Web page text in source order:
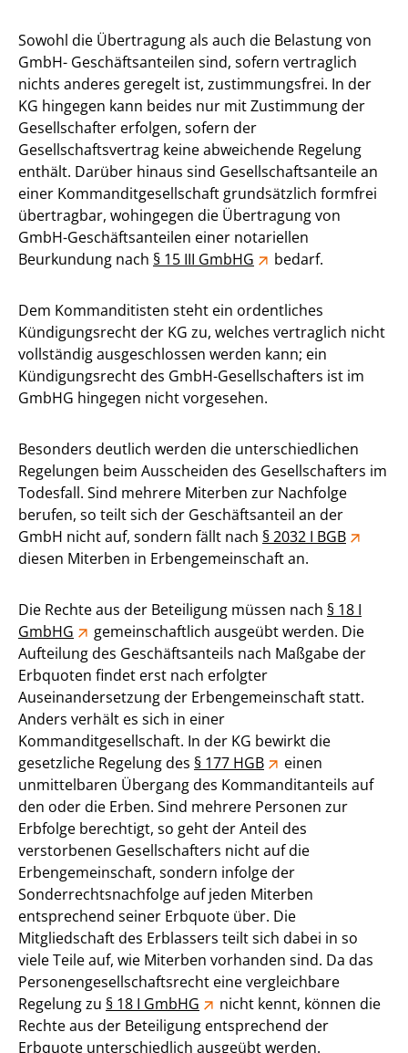
Sowohl die Übertragung als auch die Belastung von
GmbH- Geschäftsanteilen sind, sofern vertraglich
nichts anderes geregelt ist, zustimmungsfrei. In der
KG hingegen kann beides nur mit Zustimmung der
Gesellschafter erfolgen, sofern der
Gesellschaftsvertrag keine abweichende Regelung
enthält. Darüber hinaus sind Gesellschaftsanteile an
einer Kommanditgesellschaft grundsätzlich formfrei
übertragbar, wohingegen die Übertragung von
GmbH-Geschäftsanteilen einer notariellen
Beurkundung nach § 15 III GmbHG bedarf.
Dem Kommanditisten steht ein ordentliches
Kündigungsrecht der KG zu, welches vertraglich nicht
vollständig ausgeschlossen werden kann; ein
Kündigungsrecht des GmbH-Gesellschafters ist im
GmbHG hingegen nicht vorgesehen.
Besonders deutlich werden die unterschiedlichen
Regelungen beim Ausscheiden des Gesellschafters im
Todesfall. Sind mehrere Miterben zur Nachfolge
berufen, so teilt sich der Geschäftsanteil an der
GmbH nicht auf, sondern fällt nach § 2032 I BGB
diesen Miterben in Erbengemeinschaft an.
Die Rechte aus der Beteiligung müssen nach § 18 I
GmbHG
gemeinschaftlich ausgeübt werden. Die
Aufteilung des Geschäftsanteils nach Maßgabe der
Erbquoten findet erst nach erfolgter
Auseinandersetzung der Erbengemeinschaft statt.
Anders verhält es sich in einer
Kommanditgesellschaft. In der KG bewirkt die
gesetzliche Regelung des § 177 HGB
einen
unmittelbaren Übergang des Kommanditanteils auf
den oder die Erben. Sind mehrere Personen zur
Erbfolge berechtigt, so geht der Anteil des
verstorbenen Gesellschafters nicht auf die
Erbengemeinschaft, sondern infolge der
Sonderrechtsnachfolge auf jeden Miterben
entsprechend seiner Erbquote über. Die
Mitgliedschaft des Erblassers teilt sich dabei in so
viele Teile auf, wie Miterben vorhanden sind. Da das
Personengesellschaftsrecht eine vergleichbare
Regelung zu § 18 I GmbHG
nicht kennt, können die
Rechte aus der Beteiligung entsprechend der
Erbquote unterschiedlich ausgeübt werden.